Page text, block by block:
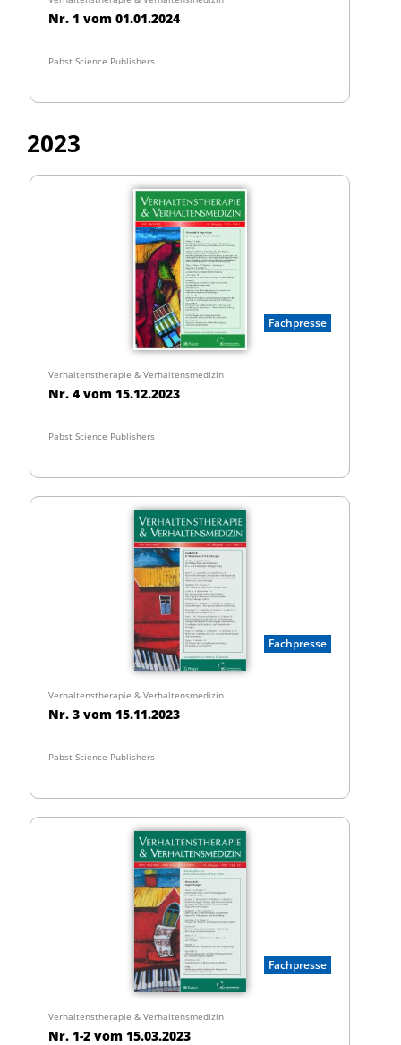
Nr. 1 vom 01.01.2024
Pabst Science Publishers
2023
Fachpresse
Verhaltenstherapie & Verhaltensmedizin
Nr. 4 vom 15.12.2023
Pabst Science Publishers
Fachpresse
Verhaltenstherapie & Verhaltensmedizin
Nr. 3 vom 15.11.2023
Pabst Science Publishers
Fachpresse
Verhaltenstherapie & Verhaltensmedizin
Nr. 1-2 vom 15.03.2023